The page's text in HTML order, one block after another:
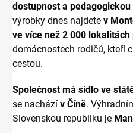
dostupnost a
výrobky dnes najdete v
ve více než 2 000
domácnostech rodičů, kteří
cestou.
Společnost má sídlo ve
se nachází v Číně.
Slovenskou republiku je